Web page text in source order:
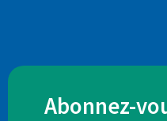
Abonnez-